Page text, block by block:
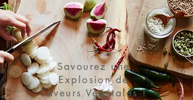
Savourez une
Explosion de
Saveurs Végétales !